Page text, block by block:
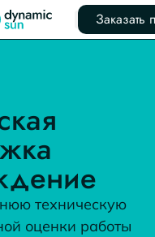
Заказать
техническую
оценки работы